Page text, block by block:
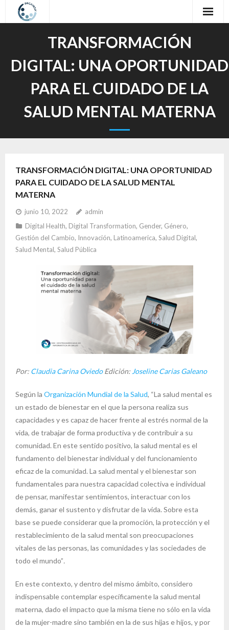
Sobre nosotros
Nuestro Trabajo
Oferta Formativa
TRANSFORMACIÓN
DIGITAL: UNA OPORTUNIDAD
PARA EL CUIDADO DE LA
SALUD MENTAL MATERNA
TRANSFORMACIÓN DIGITAL: UNA OPORTUNIDAD
PARA EL CUIDADO DE LA SALUD MENTAL
MATERNA
junio 10, 2022
admin
Digital Health, Digital Transformation, Gender, Género,
Gestión del Cambio, Innovación, Latinoamerica, Salud Digital,
Salud Mental, Salud Pública
Por: Claudia Carina Oviedo Edición: Joseline Carias Galeano
Según la Organización Mundial de la Salud, “La salud mental es
un estado de bienestar en el que la persona realiza sus
capacidades y es capaz de hacer frente al estrés normal de la
vida, de trabajar de forma productiva y de contribuir a su
comunidad. En este sentido positivo, la salud mental es el
fundamento del bienestar individual y del funcionamiento
eficaz de la comunidad. La salud mental y el bienestar son
fundamentales para nuestra capacidad colectiva e individual
de pensar, manifestar sentimientos, interactuar con los
demás, ganar el sustento y disfrutar de la vida. Sobre esta
base se puede considerar que la promoción, la protección y el
restablecimiento de la salud mental son preocupaciones
vitales de las personas, las comunidades y las sociedades de
todo el mundo”.
En este contexto, y dentro del mismo ámbito, considero
indispensable contemplar específicamente la salud mental
materna, dado el impacto que la misma tiene no sólo en la vida
de la mujer-madre sino también en la de sus hijas e hijos, y por